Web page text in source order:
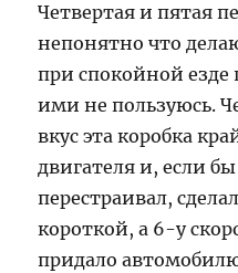
Четвертая и пятая
непонятно что
при спокойной езде
ими не пользуюсь.
вкус эта коробка
двигателя и, если
перестраивал,
короткой, а 6-у
придало